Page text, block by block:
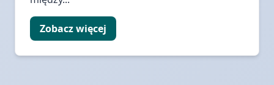
Zobacz więcej